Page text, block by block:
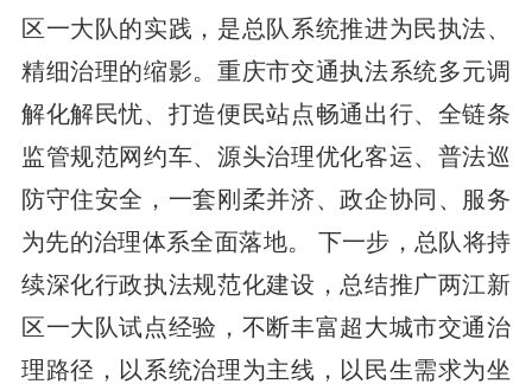
区一大队的实践，是总队系统推进为民执法、
精细治理的缩影。重庆市交通执法系统多元调
解化解民忧、打造便民站点畅通出行、全链条
监管规范网约车、源头治理优化客运、普法巡
防守住安全，一套刚柔并济、政企协同、服务
为先的治理体系全面落地。 下一步，总队将持
续深化行政执法规范化建设，总结推广两江新
区一大队试点经验，不断丰富超大城市交通治
理路径，以系统治理为主线，以民生需求为坐